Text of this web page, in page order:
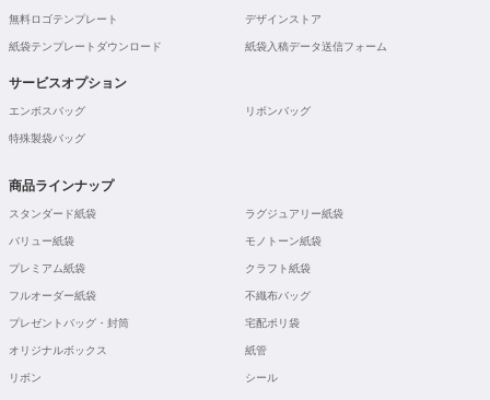
無料ロゴテンプレート デザインストア
紙袋テンプレートダウンロード 紙袋入稿データ送信フォーム
サービスオプション
エンボスバッグ リボンバッグ
特殊製袋バッグ
商品ラインナップ
スタンダード紙袋 ラグジュアリー紙袋
バリュー紙袋 モノトーン紙袋
プレミアム紙袋 クラフト紙袋
フルオーダー紙袋 不織布バッグ
プレゼントバッグ・封筒 宅配ポリ袋
オリジナルボックス 紙管
リボン シール